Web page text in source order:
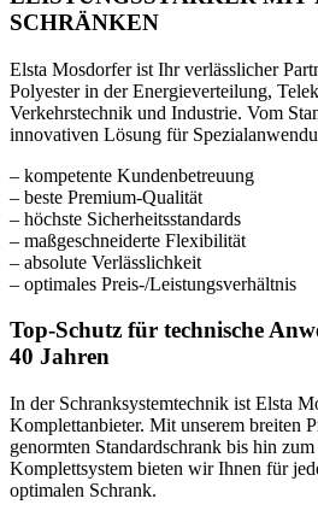
SCHRÄNKEN
Elsta Mosdorfer ist Ihr verlässlicher
Polyester in der Energieverteilung,
Verkehrstechnik und Industrie. Vom
innovativen Lösung für
– kompetente Kundenbetreuung
– beste Premium-Qualität
– höchste Sicherheitsstandards
– maßgeschneiderte Flexibilität
– absolute Verlässlichkeit
– optimales Preis-/Leistungsverhältnis
Top-Schutz für technische
40 Jahren
In der Schranksystemtechnik ist Elsta
Komplettanbieter. Mit unserem breiten
genormten Standardschrank bis hin
Komplettsystem bieten wir Ihnen für
optimalen Schrank.